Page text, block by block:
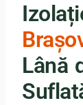
Lână